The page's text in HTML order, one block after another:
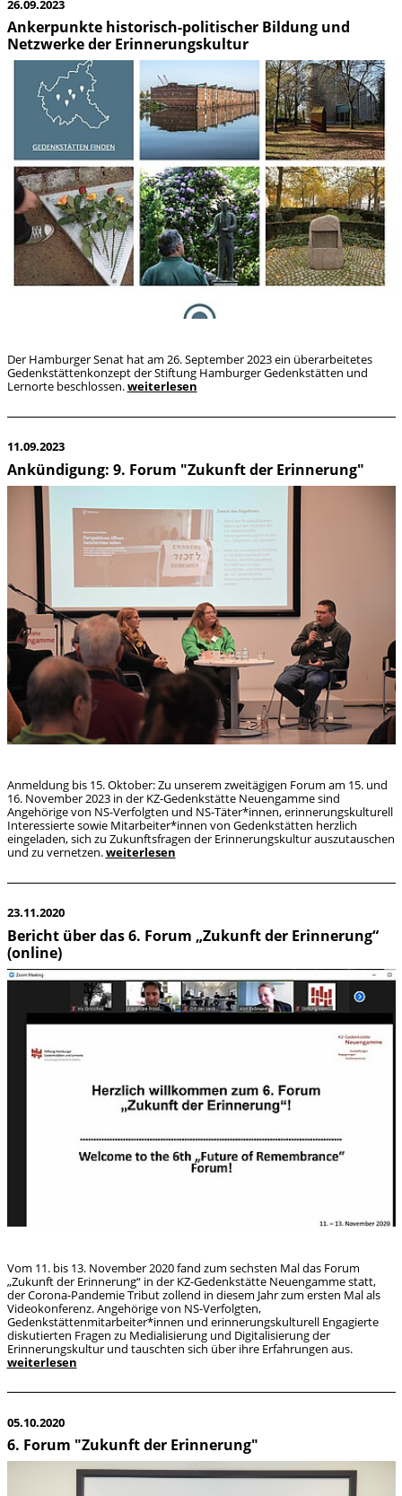
26.09.2023
Ankerpunkte historisch-politischer Bildung und
Netzwerke der Erinnerungskultur
Der Hamburger Senat hat am 26. September 2023 ein überarbeitetes
Gedenkstättenkonzept der Stiftung Hamburger Gedenkstätten und
Lernorte beschlossen.weiterlesen
11.09.2023
Ankündigung: 9. Forum "Zukunft der Erinnerung"
Anmeldung bis 15. Oktober: Zu unserem zweitägigen Forum am 15. und
16. November 2023 in der KZ-Gedenkstätte Neuengamme sind
Angehörige von NS-Verfolgten und NS-Täter*innen, erinnerungskulturell
Interessierte sowie Mitarbeiter*innen von Gedenkstätten herzlich
eingeladen, sich zu Zukunftsfragen der Erinnerungskultur auszutauschen
und zu vernetzen.weiterlesen
23.11.2020
Bericht über das 6. Forum „Zukunft der Erinnerung“
(online)
Vom 11. bis 13. November 2020 fand zum sechsten Mal das Forum
„Zukunft der Erinnerung“ in der KZ-Gedenkstätte Neuengamme statt,
der Corona-Pandemie Tribut zollend in diesem Jahr zum ersten Mal als
Videokonferenz. Angehörige von NS-Verfolgten,
Gedenkstättenmitarbeiter*innen und erinnerungskulturell Engagierte
diskutierten Fragen zu Medialisierung und Digitalisierung der
Erinnerungskultur und tauschten sich über ihre Erfahrungen aus.
weiterlesen
05.10.2020
6. Forum "Zukunft der Erinnerung"